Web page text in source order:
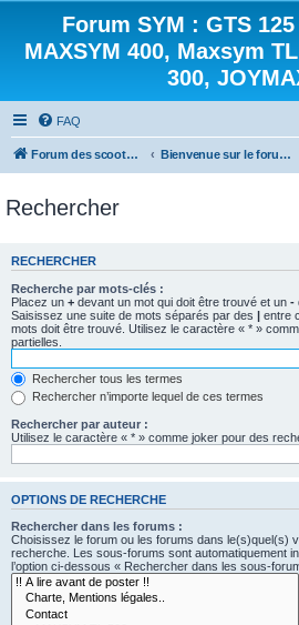
Forum SYM : GTS
MAXSYM 400, Maxsym
300,
FAQ
Forum des scooters SYM - GTS -MAXSYM - CRUISYM - JOYMAX - Maxsym TL Bienvenue sur le forum des scooters de la gamme SYM
Rechercher
RECHERCHER
Recherche par mots-clés :
Placez un + devant un mot qui doit être trouvé et un -
Saisissez une suite de mots séparés par des | entre
mots doit être trouvé. Utilisez le caractère « * »
partielles.
Rechercher tous les termes
Rechercher n’importe lequel de ces termes
Rechercher par auteur :
Utilisez le caractère « * » comme joker pour des
OPTIONS DE RECHERCHE
Rechercher dans les forums :
Choisissez le forum ou les forums dans le(s)quel(s)
recherche. Les sous-forums sont automatiquement
l’option ci-dessous « Rechercher dans les sous-